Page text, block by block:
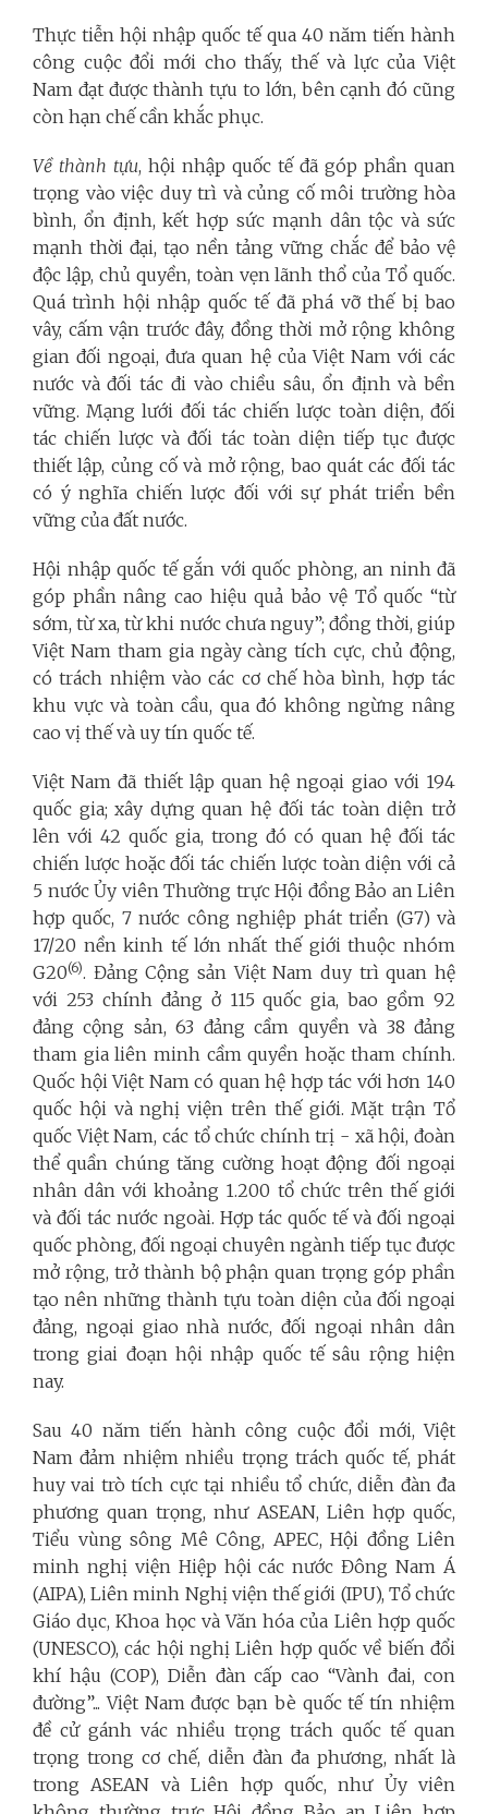
Thực tiễn hội nhập quốc tế qua 40 năm tiến hành
công cuộc đổi mới cho thấy, thế và lực của Việt
Nam đạt được thành tựu to lớn, bên cạnh đó cũng
còn hạn chế cần khắc phục.
Về thành tựu, hội nhập quốc tế đã góp phần quan
trọng vào việc duy trì và củng cố môi trường hòa
bình, ổn định, kết hợp sức mạnh dân tộc và sức
mạnh thời đại, tạo nền tảng vững chắc để bảo vệ
độc lập, chủ quyền, toàn vẹn lãnh thổ của Tổ quốc.
Quá trình hội nhập quốc tế đã phá vỡ thế bị bao
vây, cấm vận trước đây, đồng thời mở rộng không
gian đối ngoại, đưa quan hệ của Việt Nam với các
nước và đối tác đi vào chiều sâu, ổn định và bền
vững. Mạng lưới đối tác chiến lược toàn diện, đối
tác chiến lược và đối tác toàn diện tiếp tục được
thiết lập, củng cố và mở rộng, bao quát các đối tác
có ý nghĩa chiến lược đối với sự phát triển bền
vững của đất nước.
Hội nhập quốc tế gắn với quốc phòng, an ninh đã
góp phần nâng cao hiệu quả bảo vệ Tổ quốc “từ
sớm, từ xa, từ khi nước chưa nguy”; đồng thời, giúp
Việt Nam tham gia ngày càng tích cực, chủ động,
có trách nhiệm vào các cơ chế hòa bình, hợp tác
khu vực và toàn cầu, qua đó không ngừng nâng
cao vị thế và uy tín quốc tế.
Việt Nam đã thiết lập quan hệ ngoại giao với 194
quốc gia; xây dựng quan hệ đối tác toàn diện trở
lên với 42 quốc gia, trong đó có quan hệ đối tác
chiến lược hoặc đối tác chiến lược toàn diện với cả
5 nước Ủy viên Thường trực Hội đồng Bảo an Liên
hợp quốc, 7 nước công nghiệp phát triển (G7) và
17/20 nền kinh tế lớn nhất thế giới thuộc nhóm
G20(6). Đảng Cộng sản Việt Nam duy trì quan hệ
với 253 chính đảng ở 115 quốc gia, bao gồm 92
đảng cộng sản, 63 đảng cầm quyền và 38 đảng
tham gia liên minh cầm quyền hoặc tham chính.
Quốc hội Việt Nam có quan hệ hợp tác với hơn 140
quốc hội và nghị viện trên thế giới. Mặt trận Tổ
quốc Việt Nam, các tổ chức chính trị - xã hội, đoàn
thể quần chúng tăng cường hoạt động đối ngoại
nhân dân với khoảng 1.200 tổ chức trên thế giới
và đối tác nước ngoài. Hợp tác quốc tế và đối ngoại
quốc phòng, đối ngoại chuyên ngành tiếp tục được
mở rộng, trở thành bộ phận quan trọng góp phần
tạo nên những thành tựu toàn diện của đối ngoại
đảng, ngoại giao nhà nước, đối ngoại nhân dân
trong giai đoạn hội nhập quốc tế sâu rộng hiện
nay.
Sau 40 năm tiến hành công cuộc đổi mới, Việt
Nam đảm nhiệm nhiều trọng trách quốc tế, phát
huy vai trò tích cực tại nhiều tổ chức, diễn đàn đa
phương quan trọng, như ASEAN, Liên hợp quốc,
Tiểu vùng sông Mê Công, APEC, Hội đồng Liên
minh nghị viện Hiệp hội các nước Đông Nam Á
(AIPA), Liên minh Nghị viện thế giới (IPU), Tổ chức
Giáo dục, Khoa học và Văn hóa của Liên hợp quốc
(UNESCO), các hội nghị Liên hợp quốc về biến đổi
khí hậu (COP), Diễn đàn cấp cao “Vành đai, con
đường”... Việt Nam được bạn bè quốc tế tín nhiệm
đề cử gánh vác nhiều trọng trách quốc tế quan
trọng trong cơ chế, diễn đàn đa phương, nhất là
trong ASEAN và Liên hợp quốc, như Ủy viên